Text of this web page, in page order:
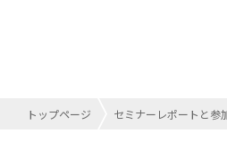
トップページ セミナーレポートと参